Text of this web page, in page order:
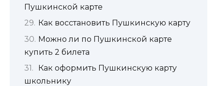
Пушкинской карте
Как восстановить Пушкинскую карту
Можно ли по Пушкинской карте
купить 2 билета
Как оформить Пушкинскую карту
школьнику